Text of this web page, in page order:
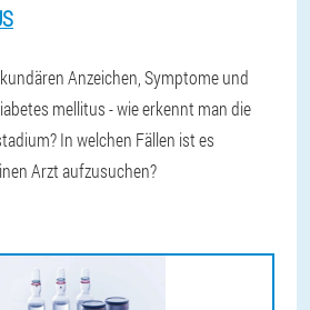
Anzeichen, Symptome und
mellitus - wie erkennt man die
In welchen Fällen ist es
Arzt aufzusuchen?